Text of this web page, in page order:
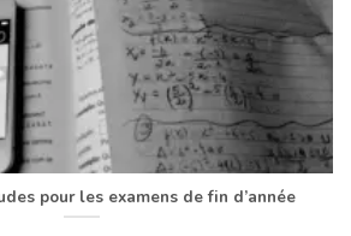
pour les examens de fin d’année